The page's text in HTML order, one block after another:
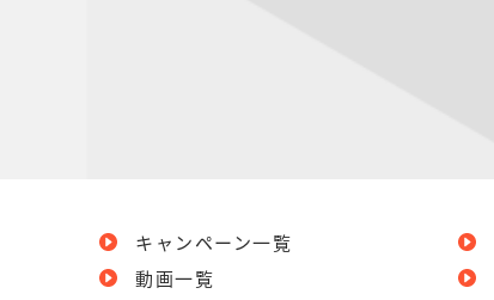
キャンペーン一覧
動画一覧